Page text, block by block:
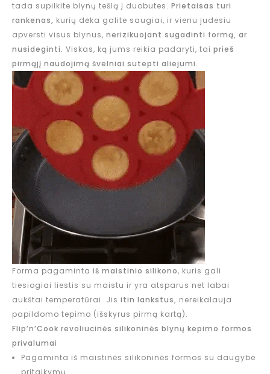
tada supilkite blynų tešlą į duobutes. Prietaisas turi
rankenas, kurių dėka galite saugiai, ir vienu judesiu
apversti visus blynus, nerizikuojant sugadinti formą, ar
nusideginti. Viskas, ką jums reikia padaryti, tai prieš
pirmąjį naudojimą švelniai sutepti aliejumi.
Forma pagaminta iš maistinio silikono, kuris gali
tiesiogiai liestis su maistu ir yra atsparus net labai
aukštai temperatūrai. Jis itin lankstus, nereikalauja
papildomo tepimo (išskyrus pirmą kartą).
Flip’n’Cook revoliucinės silikoninės blynų kepimo formos
privalumai
Pagaminta iš maistinės silikoninės formos su daugybe
pritaikymų